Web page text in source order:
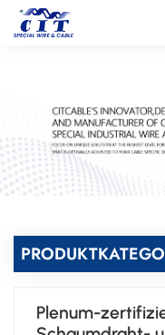
bei GUANGDONG
Plenum-